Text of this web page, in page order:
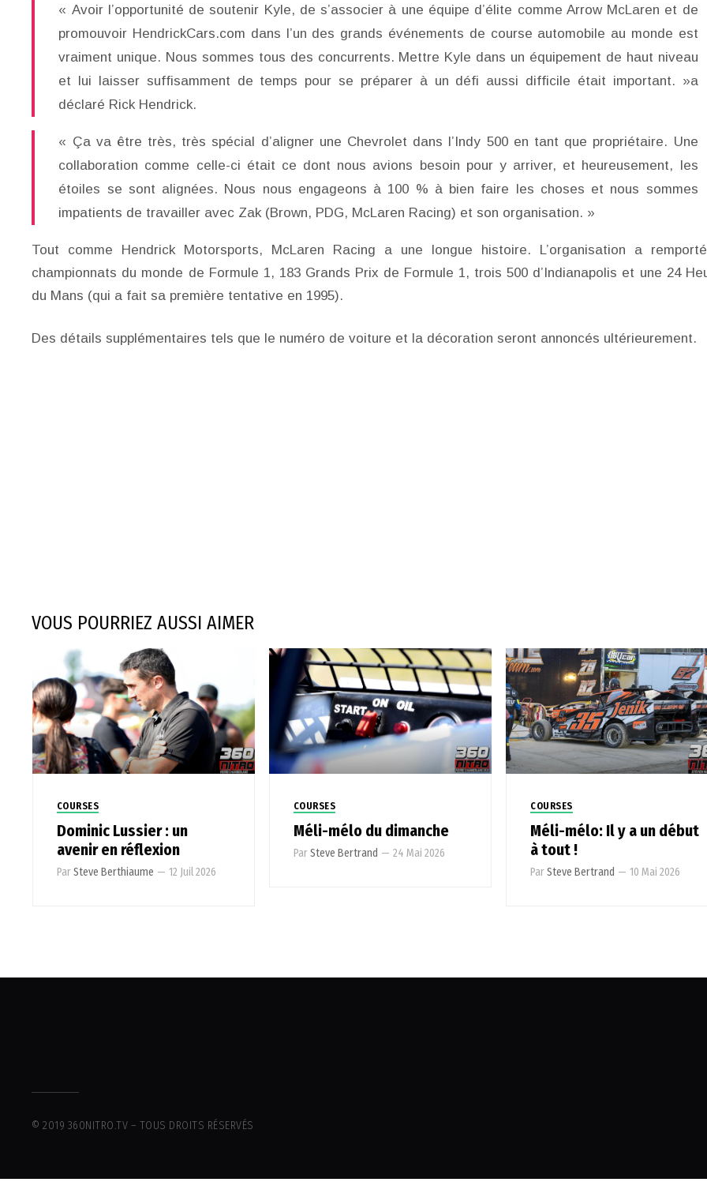
« Avoir l’opportunité de soutenir Kyle, de s’associer à une équipe d’élite comme Arrow McLaren et de
promouvoir HendrickCars.com dans l’un des grands événements de course automobile au monde est
vraiment unique. Nous sommes tous des concurrents. Mettre Kyle dans un équipement de haut niveau
et lui laisser suffisamment de temps pour se préparer à un défi aussi difficile était important. »a
déclaré Rick Hendrick.
« Ça va être très, très spécial d’aligner une Chevrolet dans l’Indy 500 en tant que propriétaire. Une
collaboration comme celle-ci était ce dont nous avions besoin pour y arriver, et heureusement, les
étoiles se sont alignées. Nous nous engageons à 100 % à bien faire les choses et nous sommes
impatients de travailler avec Zak (Brown, PDG, McLaren Racing) et son organisation. »
Tout comme Hendrick Motorsports, McLaren Racing a une longue histoire. L’organisation a
championnats du monde de Formule 1, 183 Grands Prix de Formule 1, trois 500 d’Indianapolis et une 24
du Mans (qui a fait sa première tentative en 1995).
Des détails supplémentaires tels que le numéro de voiture et la décoration seront annoncés ultérieurement.
VOUS POURRIEZ AUSSI AIMER
COURSES
Dominic Lussier : un
avenir en réflexion
ParSteve Berthiaume — 12 Juil 2026
COURSES
Méli-mélo du dimanche
ParSteve Bertrand — 24 Mai 2026
COURSES
Méli-mélo: Il y a un début
à tout !
ParSteve Bertrand — 10 Mai 2026
© 2019 360NITRO.TV – TOUS DROITS RÉSERVÉS